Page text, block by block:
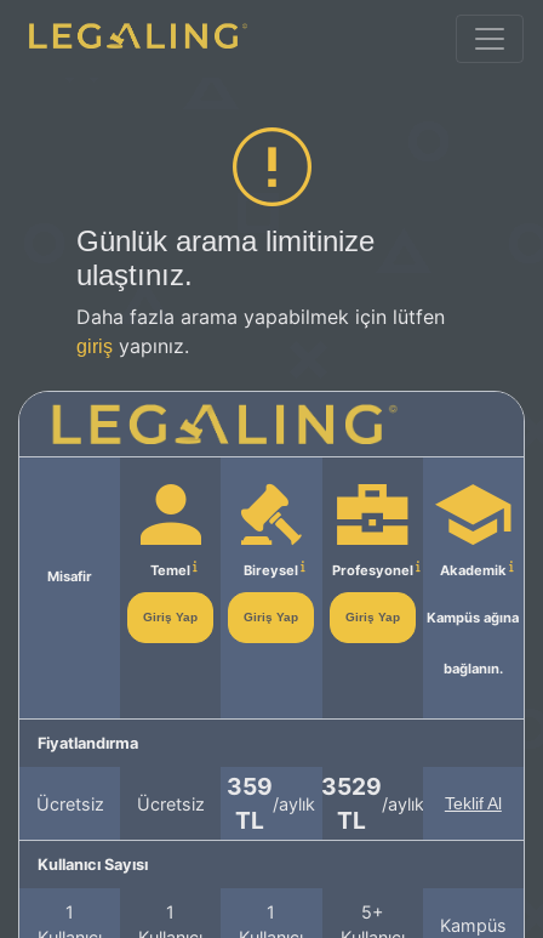
Günlük arama limitinize
ulaştınız.
Daha fazla arama yapabilmek için lütfen
giriş yapınız.
Misafir Temel
Giriş Yap
Bireysel
Giriş Yap
Profesyonel
Giriş Yap
Akademik
Kampüs ağına
bağlanın.
Fiyatlandırma
Ücretsiz Ücretsiz
359
TL
/aylık
3529
TL
/aylık Teklif Al
Kullanıcı Sayısı
1
1
1
5+
Kampüs